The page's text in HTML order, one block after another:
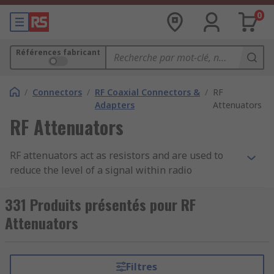
0
Références fabricant
/ Connectors / RF Coaxial Connectors &
Adapters
/ RF
Attenuators
RF Attenuators
RF attenuators act as resistors and are used to
reduce the level of a signal within radio
many benefits, including protecting a circuit
stage from receiving a current that's too high. RF
attenuators can also improve impedance match,
optimised.
331 Produits présentés pour RF
Attenuators
Filtres